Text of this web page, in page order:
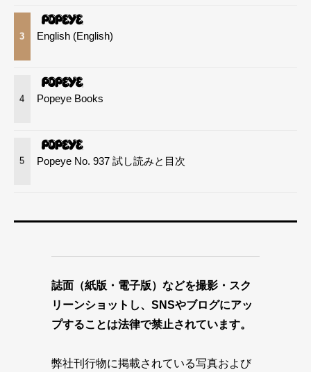
3 English (English)
4 Popeye Books
5 Popeye No. 937 試し読みと目次
誌面（紙版・電子版）などを撮影・スク
リーンショットし、SNSやブログにアッ
プすることは法律で禁止されています。
弊社刊行物に掲載されている写真および